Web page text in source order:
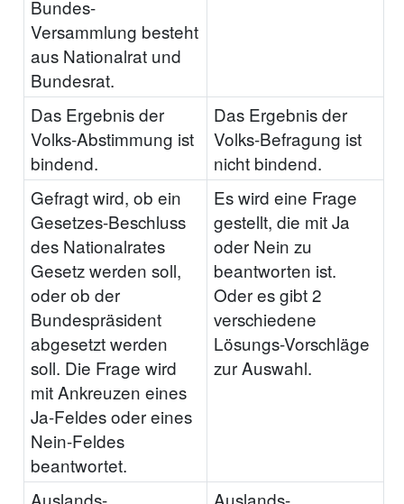
Bundes-
Versammlung besteht
aus Nationalrat und
Bundesrat.
Das Ergebnis der
Volks-Abstimmung ist
bindend.
Das Ergebnis der
Volks-Befragung ist
nicht bindend.
Gefragt wird, ob ein
Gesetzes-Beschluss
des Nationalrates
Gesetz werden soll,
oder ob der
Bundespräsident
abgesetzt werden
soll. Die Frage wird
mit Ankreuzen eines
Ja-Feldes oder eines
Nein-Feldes
beantwortet.
Es wird eine Frage
gestellt, die mit Ja
oder Nein zu
beantworten ist.
Oder es gibt 2
verschiedene
Lösungs-Vorschläge
zur Auswahl.
Auslands- Auslands-